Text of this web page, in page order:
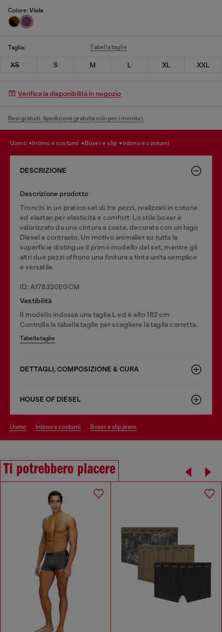
Colore: Viola
Taglia: Tabella taglie
XS S M L XL XXL
Verifica la disponibilità in negozio
Resi gratuiti. Spedizione gratuita solo per i membri.
uomo intimo e costumi boxer e slip intimo e costumi
DESCRIZIONE
Descrizione prodotto
Tronchi in un pratico set di tre pezzi, realizzati in cotone
ed elastan per elasticità e comfort. Lo stile boxer è
valorizzato da una cintura a coste, decorata con un logo
Diesel a contrasto. Un motivo animalier su tutta la
superficie distingue il primo modello del set, mentre gli
altri due pezzi offrono una finitura a tinta unita semplice
e versatile.
ID: A178320EGCM
Vestibilità
Il modello indossa una taglia L ed è alto 182 cm
Controlla la tabella taglie per scegliere la taglia corretta.
Tabella taglie
DETTAGLI, COMPOSIZIONE & CURA
HOUSE OF DIESEL
uomo intimo e costumi boxer e slip jeans
Ti potrebbero piacere